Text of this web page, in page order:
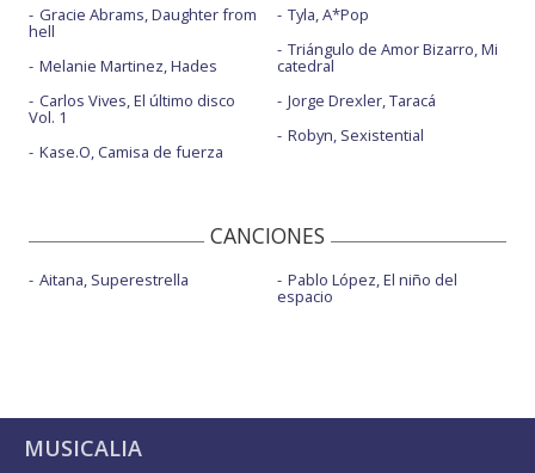
Gracie Abrams, Daughter from
hell
Melanie Martinez, Hades
Carlos Vives, El último disco
Vol. 1
Kase.O, Camisa de fuerza
Tyla, A*Pop
Triángulo de Amor Bizarro, Mi
catedral
Jorge Drexler, Taracá
Robyn, Sexistential
CANCIONES
Aitana, Superestrella Pablo López, El niño del
espacio
MUSICALIA